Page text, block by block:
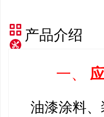
产品介绍
一、
油漆涂料